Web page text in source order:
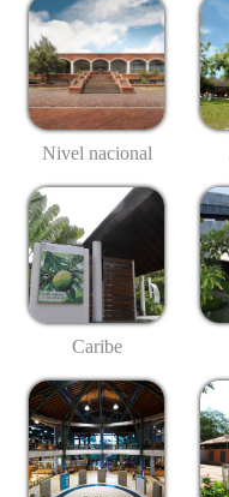
Nivel nacional
Caribe